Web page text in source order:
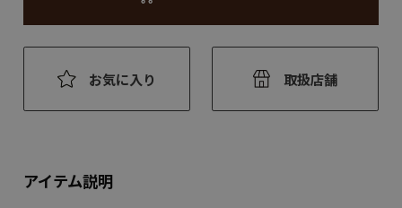
お気に入り 取扱店舗
アイテム説明